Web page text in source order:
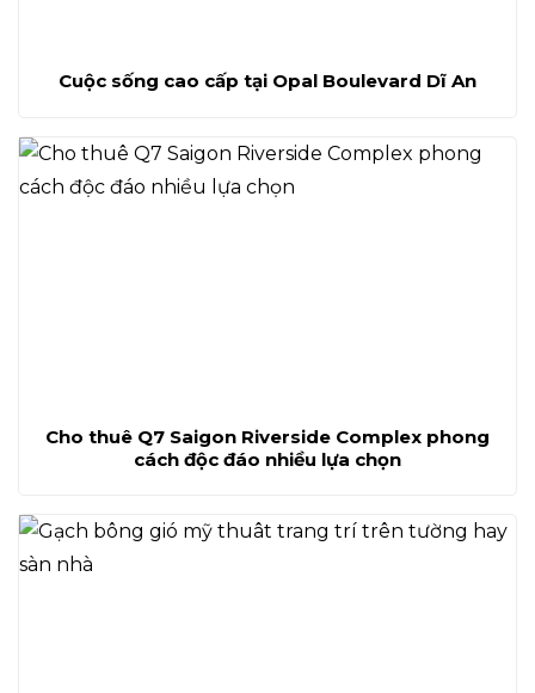
Cuộc sống cao cấp tại Opal Boulevard Dĩ An
Cho thuê Q7 Saigon Riverside Complex phong
cách độc đáo nhiều lựa chọn